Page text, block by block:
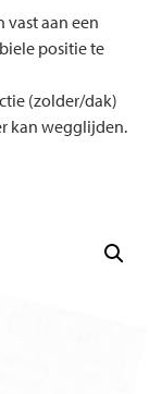
vast aan een
positie te
(zolder/dak)
kan wegglijden.